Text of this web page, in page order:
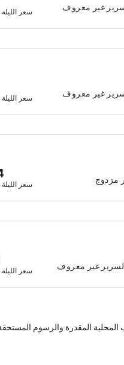
غير معروف سعر
غير معروف سعر
سعر
سعر
المقدرة والرسوم